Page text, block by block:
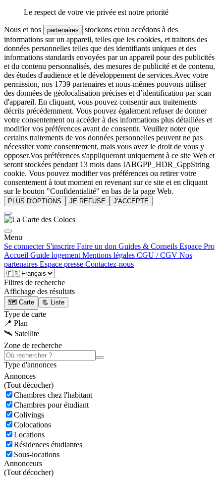
Le respect de votre vie privée est notre priorité
Nous et nos partenaires
stockons et/ou accédons à des
informations sur un appareil, telles que les cookies, et traitons des
données personnelles telles que des identifiants uniques et des
informations standards envoyées par un appareil pour des publicités
et du contenu personnalisés, des mesures de publicité et de contenu,
des études d'audience et le développement de services.Avec votre
permission, nos 1739 partenaires et nous-mêmes pouvons utiliser
des données de géolocalisation précises et d’identification par scan
d'appareil. En cliquant, vous pouvez consentir aux traitements
décrits précédemment. Vous pouvez également refuser de donner
votre consentement ou accéder à des informations plus détaillées et
modifier vos préférences avant de consentir. Veuillez noter que
certains traitements de vos données personnelles peuvent ne pas
nécessiter votre consentement, mais vous avez le droit de vous y
opposer.Vos préférences s'appliqueront uniquement à ce site Web et
seront stockées pendant 13 mois dans IABGPP_HDR_GppString
cookie. Vous pouvez modifier vos préférences ou retirer votre
consentement à tout moment en revenant sur ce site et en cliquant
sur le bouton "Confidentialité" en bas de la page Web.
PLUS D'OPTIONS JE REFUSE J'ACCEPTE
Menu
Se connecter S'inscrire Faire un don Guides & Conseils Espace Pro
Accueil Guide logement Mentions légales CGU / CGV Nos
partenaires Espace presse Contactez-nous
Filtres de recherche
Affichage des résultats
🗺️ Carte 📃 Liste
Type de carte
📍 Plan
🛰️ Satellite
Zone de recherche
Type d'annonces
Annonces
(Tout décocher)
Chambres chez l'habitant
Chambres pour étudiant
Colivings
Colocations
Locations
Résidences étudiantes
Sous-locations
Annonceurs
(Tout décocher)